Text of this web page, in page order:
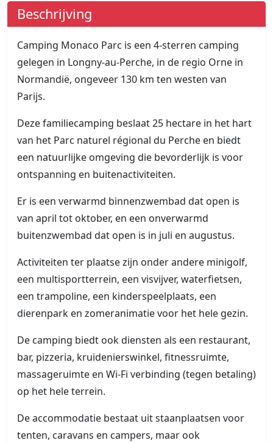
Beschrijving
Camping Monaco Parc is een 4-sterren camping
gelegen in Longny-au-Perche, in de regio Orne in
Normandië, ongeveer 130 km ten westen van
Parijs.
Deze familiecamping beslaat 25 hectare in het hart
van het Parc naturel régional du Perche en biedt
een natuurlijke omgeving die bevorderlijk is voor
ontspanning en buitenactiviteiten.
Er is een verwarmd binnenzwembad dat open is
van april tot oktober, en een onverwarmd
buitenzwembad dat open is in juli en augustus.
Activiteiten ter plaatse zijn onder andere minigolf,
een multisportterrein, een visvijver, waterfietsen,
een trampoline, een kinderspeelplaats, een
dierenpark en zomeranimatie voor het hele gezin.
De camping biedt ook diensten als een restaurant,
bar, pizzeria, kruidenierswinkel, fitnessruimte,
massageruimte en Wi-Fi verbinding (tegen betaling)
op het hele terrein.
De accommodatie bestaat uit staanplaatsen voor
tenten, caravans en campers, maar ook